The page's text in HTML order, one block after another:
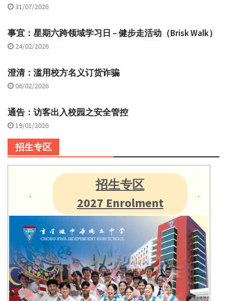
31/07/2026
事宜：星期六跨领域学习日 – 健步走活动（Brisk Walk）
24/02/2026
澄清：滥用校方名义订货诈骗
06/02/2026
通告：访客出入校园之安全管控
19/01/2026
招生专区
招生专区
2027 Enrolment